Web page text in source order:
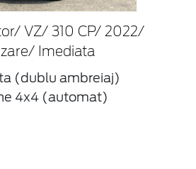
VZ/ 310 CP/ 2022/
Imediata
(dublu ambreiaj)
4x4 (automat)